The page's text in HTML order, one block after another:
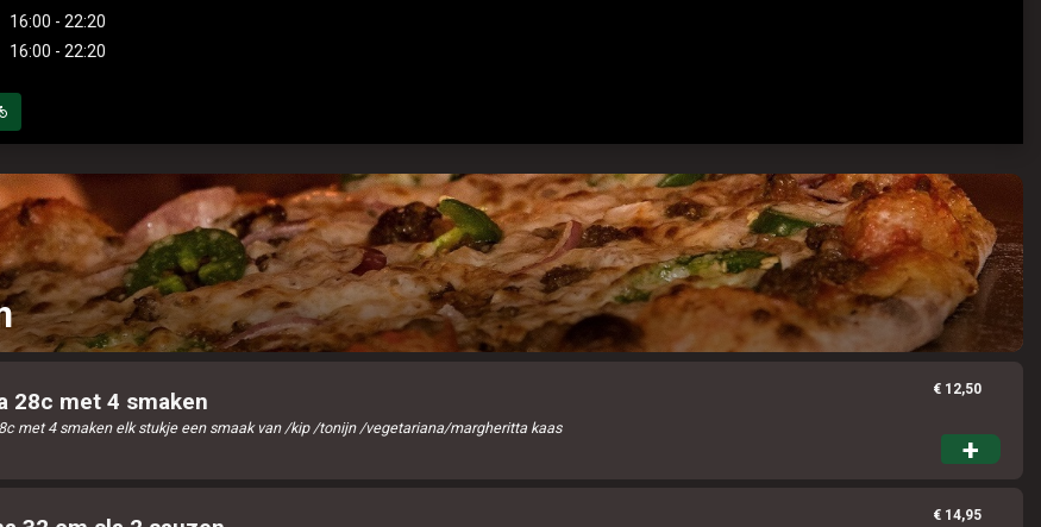
U heeft nog geen producten in uw
winkelmandje.
Totaal: € 0,00
Om de veiligheid van U en onze medewerkers conform het advies van
RIVM te waarborgen is het volgende protocol van kracht.
16:00 - 22:20
16:00 - 22:20
28c met 4 smaken
met 4 smaken elk stukje een smaak van /kip /tonijn /vegetariana/margheritta kaas
€ 12,50
+
€ 14,95